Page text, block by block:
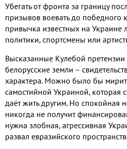
Убегать от фронта за границу
призывов воевать до победного
привычка известных на Украине
политики, спортсмены или
Высказанные Кулебой
белорусские земли –
характера. Можно было бы
самостийной Украиной, которая
даёт жить другим. Но спокойная
никогда не получит
нужна злобная, агрессивная
развал евразийского